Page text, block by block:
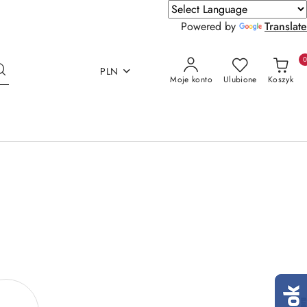
Powered by
Translate
PLN
Moje konto Ulubione Koszyk
0